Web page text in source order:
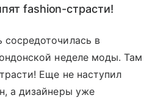
fashion-страсти!
в
неделе моды. Там
Еще не наступил
а дизайнеры уже